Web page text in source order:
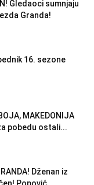
Gledaoci sumnjaju
Granda!
16. sezone
MAKEDONIJA
pobedu ostali...
Dženan iz